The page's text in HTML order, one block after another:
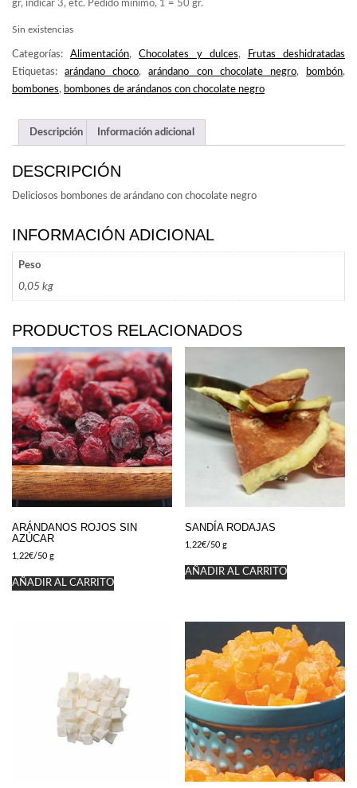
Sin existencias
Categorías:Alimentación,Chocolates y dulces,
Frutas deshidratadas
Etiquetas:arándano choco,arándano con chocolate negro, bombón,
bombones, bombones de arándanos con chocolate negro
Descripción Información adicional
DESCRIPCIÓN
Deliciosos bombones de arándano con chocolate negro
INFORMACIÓN ADICIONAL
Peso
0,05 kg
PRODUCTOS RELACIONADOS
ARÁNDANOS ROJOS SIN
AZÚCAR
1,22€/50 g
AÑADIR AL CARRITO
SANDÍA RODAJAS
1,22€/50 g
AÑADIR AL CARRITO